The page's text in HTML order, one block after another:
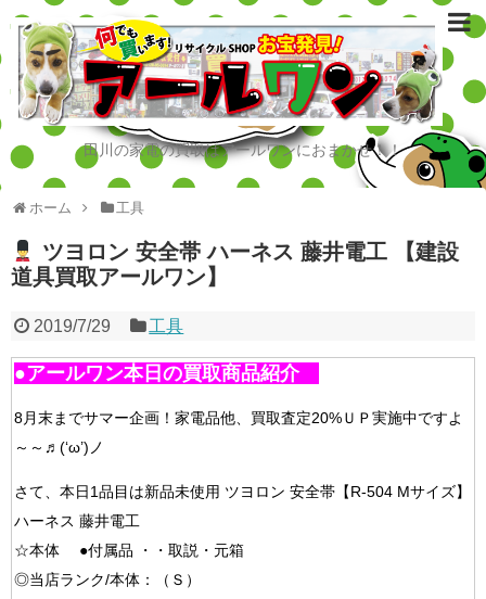
田川の家電の買取はアールワンにおまかせ！！
ホーム 工具
ツヨロン 安全帯 ハーネス 藤井電工 【建設
道具買取アールワン】
2019/7/29 工具
●アールワン本日の買取商品紹介
8月末までサマー企画！家電品他、買取査定20%ＵＰ実施中ですよ
～～♬(‘ω’)ノ
さて、本日1品目は新品未使用 ツヨロン 安全帯【R-504 Mサイズ】
ハーネス 藤井電工
☆本体 ●付属品 ・・取説・元箱
◎当店ランク/本体：（Ｓ）